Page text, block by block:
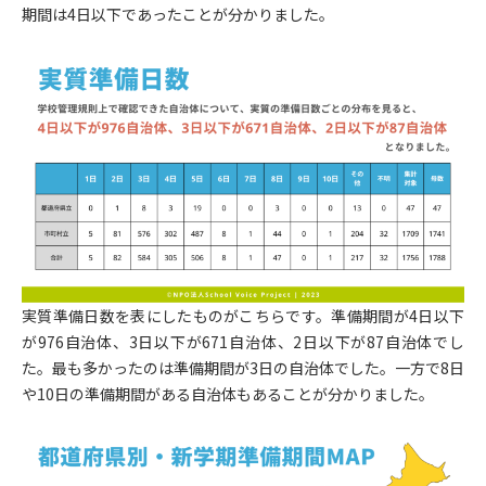
期間は4日以下であったことが分かりました。
実質準備日数を表にしたものがこちらです。準備期間が4日以下
が976自治体、3日以下が671自治体、2日以下が87自治体でし
た。最も多かったのは準備期間が3日の自治体でした。一方で8日
や10日の準備期間がある自治体もあることが分かりました。